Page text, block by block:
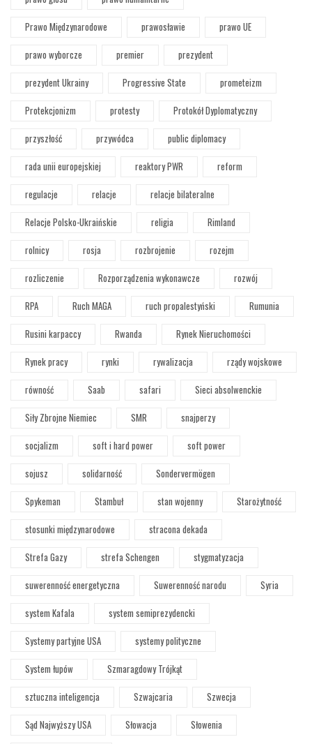
Prawo Międzynarodowe
prawosławie
prawo UE
prawo wyborcze
premier
prezydent
prezydent Ukrainy
Progressive State
prometeizm
Protekcjonizm
protesty
Protokół Dyplomatyczny
przyszłość
przywódca
public diplomacy
rada unii europejskiej
reaktory PWR
reform
regulacje
relacje
relacje bilateralne
Relacje Polsko-Ukraińskie
religia
Rimland
rolnicy
rosja rozbrojenie
rozejm
rozliczenie
Rozporządzenia wykonawcze
rozwój
RPA
Ruch MAGA ruch propalestyński
Rumunia
Rusini karpaccy
Rwanda
Rynek Nieruchomości
Rynek pracy
rynki rywalizacja
rządy wojskowe
równość
Saab safari
Sieci absolwenckie
Siły Zbrojne Niemiec
SMR
snajperzy
socjalizm
soft i hard power
soft power
sojusz
solidarność
Sondervermögen
Spykeman
Stambuł stan wojenny
Starożytność
stosunki międzynarodowe
stracona dekada
Strefa Gazy
strefa Schengen
stygmatyzacja
suwerenność energetyczna
Suwerenność narodu
Syria
system Kafala
system semiprezydencki
Systemy partyjne USA
systemy polityczne
System łupów
Szmaragdowy Trójkąt
sztuczna inteligencja
Szwajcaria
Szwecja
Sąd Najwyższy USA
Słowacja
Słowenia